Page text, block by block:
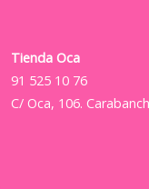
Tienda Oca
91 525 10 76
C/ Oca, 106.